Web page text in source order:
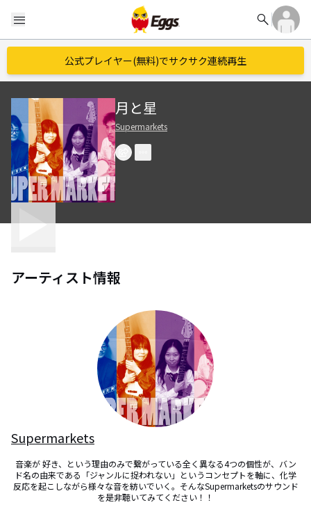
menu search
公式プレイヤー(無料)でサクサク連続再生
月と星
Supermarkets
アーティスト情報
Supermarkets
音楽が 好き、という理由のみで繋がっている全く異なる4つの個性が、バン
ド名の由来である「ジャンルに捉われない」というコンセプトを軸に、化学
反応を起こしながら様々な音を紡いでいく。そんなSupermarketsのサウンド
を是非聴いてみてください！！